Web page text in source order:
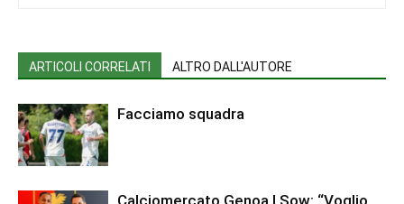
ARTICOLI CORRELATI ALTRO DALL'AUTORE
Facciamo squadra